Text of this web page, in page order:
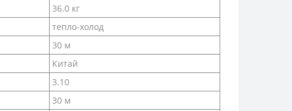
36.0 кг
тепло-холод
30 м
Китай
3.10
30 м